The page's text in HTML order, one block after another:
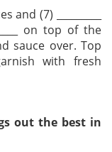
(7) _________
on top of the
sauce over. Top
with fresh
out the best in